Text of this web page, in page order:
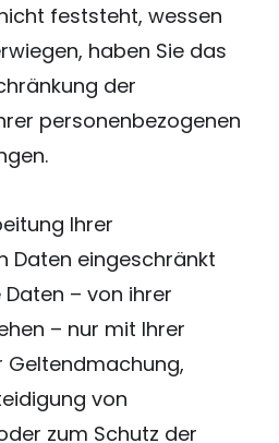
feststeht, wessen
haben Sie das
der
personenbezogenen
Ihrer
Daten eingeschränkt
– von ihrer
– nur mit Ihrer
Geltendmachung,
von
zum Schutz der